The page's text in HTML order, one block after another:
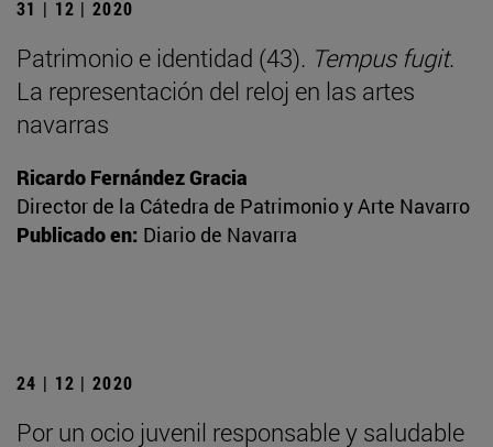
31 | 12 | 2020
Patrimonio e identidad (43). Tempus fugit.
La representación del reloj en las artes
navarras
Ricardo Fernández Gracia
Director de la Cátedra de Patrimonio y Arte Navarro
Publicado en: Diario de Navarra
24 | 12 | 2020
Por un ocio juvenil responsable y saludable